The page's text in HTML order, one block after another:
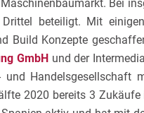
Bei
beteiligt. Mit
Build Konzepte
GmbHund der
Handelsgesellschaft
2020 bereits 3